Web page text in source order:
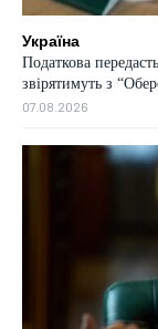
Україна
Податкова
звірятимуть з
07.08.2026